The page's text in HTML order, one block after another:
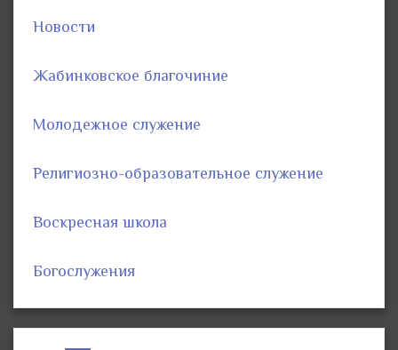
Новости
Жабинковское благочиние
Молодежное служение
Религиозно-образовательное служение
Воскресная школа
Богослужения